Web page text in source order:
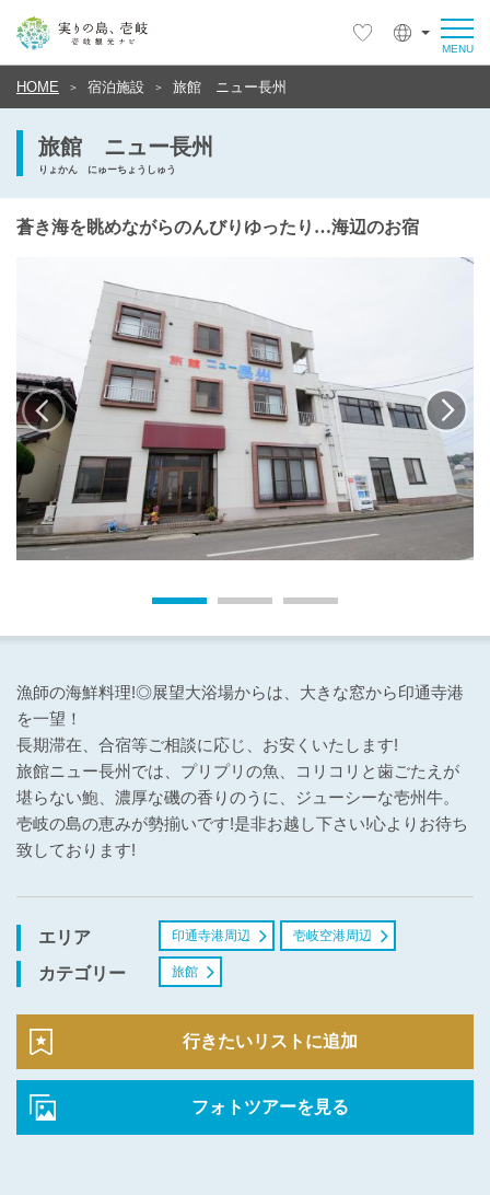
HOME 宿泊施設 旅館 ニュー長州
旅館 ニュー長州
りょかん にゅーちょうしゅう
蒼き海を眺めながらのんびりゆったり…海辺のお宿
漁師の海鮮料理!◎展望大浴場からは、大きな窓から印通寺港
を一望！
長期滞在、合宿等ご相談に応じ、お安くいたします!
旅館ニュー長州では、プリプリの魚、コリコリと歯ごたえが
堪らない鮑、濃厚な磯の香りのうに、ジューシーな壱州牛。
壱岐の島の恵みが勢揃いです!是非お越し下さい!心よりお待ち
致しております!
エリア 印通寺港周辺 壱岐空港周辺
カテゴリー 旅館
行きたいリストに追加
フォトツアーを見る